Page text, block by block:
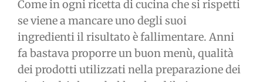
Come in ogni ricetta di cucina che si rispetti
se viene a mancare uno degli suoi
ingredienti il risultato è fallimentare. Anni
fa bastava proporre un buon menù, qualità
dei prodotti utilizzati nella preparazione dei